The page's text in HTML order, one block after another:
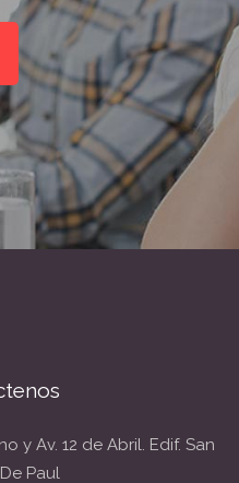
y Av. 12 de Abril. Edif. San
Paul